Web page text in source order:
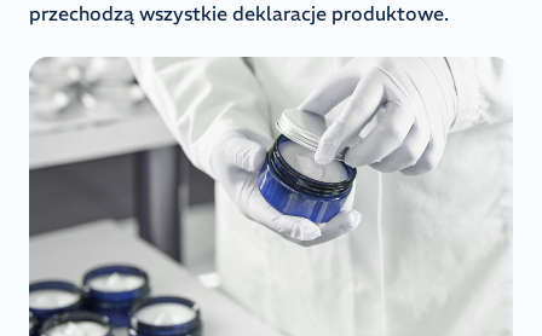
przechodzą wszystkie deklaracje produktowe.